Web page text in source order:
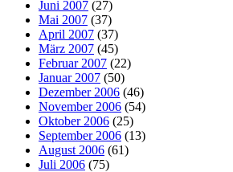
Juni 2007 (27)
Mai 2007 (37)
April 2007 (37)
März 2007 (45)
Februar 2007 (22)
Januar 2007 (50)
Dezember 2006 (46)
November 2006 (54)
Oktober 2006 (25)
September 2006 (13)
August 2006 (61)
Juli 2006 (75)